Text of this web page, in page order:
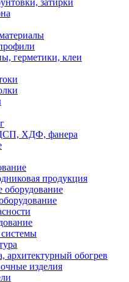
затирки
герметики, клеи
ХДФ, фанера
продукция
оборудование
архитектурный обогрев
изделия